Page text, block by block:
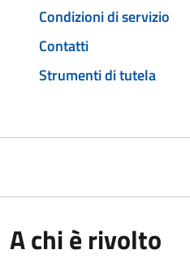
Condizioni di servizio
Contatti
Strumenti di tutela
A chi è rivolto